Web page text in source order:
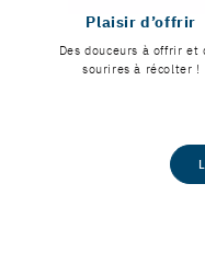
Plaisir d’offrir
Des douceurs à offrir et
sourires à récolter !